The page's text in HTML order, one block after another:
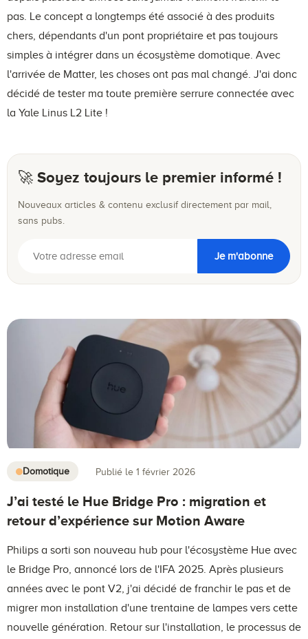
pas. Le concept a longtemps été associé à des produits
chers, dépendants d'un pont propriétaire et pas toujours
simples à intégrer dans un écosystème domotique. Avec
l'arrivée de Matter, les choses ont pas mal changé. J'ai donc
décidé de tester ma toute première serrure connectée avec
la Yale Linus L2 Lite !
🚀 Soyez toujours le premier informé !
Nouveaux articles & contenu exclusif directement par mail,
sans pubs.
Je m'abonne
Domotique Publié le 1 février 2026
J’ai testé le Hue Bridge Pro : migration et
retour d’expérience sur Motion Aware
Philips a sorti son nouveau hub pour l'écosystème Hue avec
le Bridge Pro, annoncé lors de l'IFA 2025. Après plusieurs
années avec le pont V2, j'ai décidé de franchir le pas et de
migrer mon installation d'une trentaine de lampes vers cette
nouvelle génération. Retour sur l'installation, le processus de